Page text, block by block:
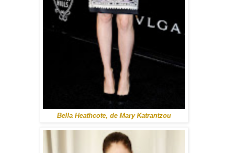
Bella Heathcote, de Mary Katrantzou